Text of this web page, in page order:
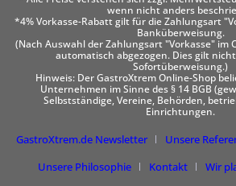
wenn nicht anders
*4% Vorkasse-Rabatt gilt für die Zahlungsart
Banküberweisung.
(Nach Auswahl der Zahlungsart "Vorkasse" im
automatisch abgezogen. Dies gilt
Sofortüberweisung.)
Hinweis: Der GastroXtrem Online-Shop
Unternehmen im Sinne des § 14 BGB
Selbstständige, Vereine, Behörden,
Einrichtungen.
GastroXtrem.de Newsletter Unsere
Unsere Philosophie
Kontakt
Wir